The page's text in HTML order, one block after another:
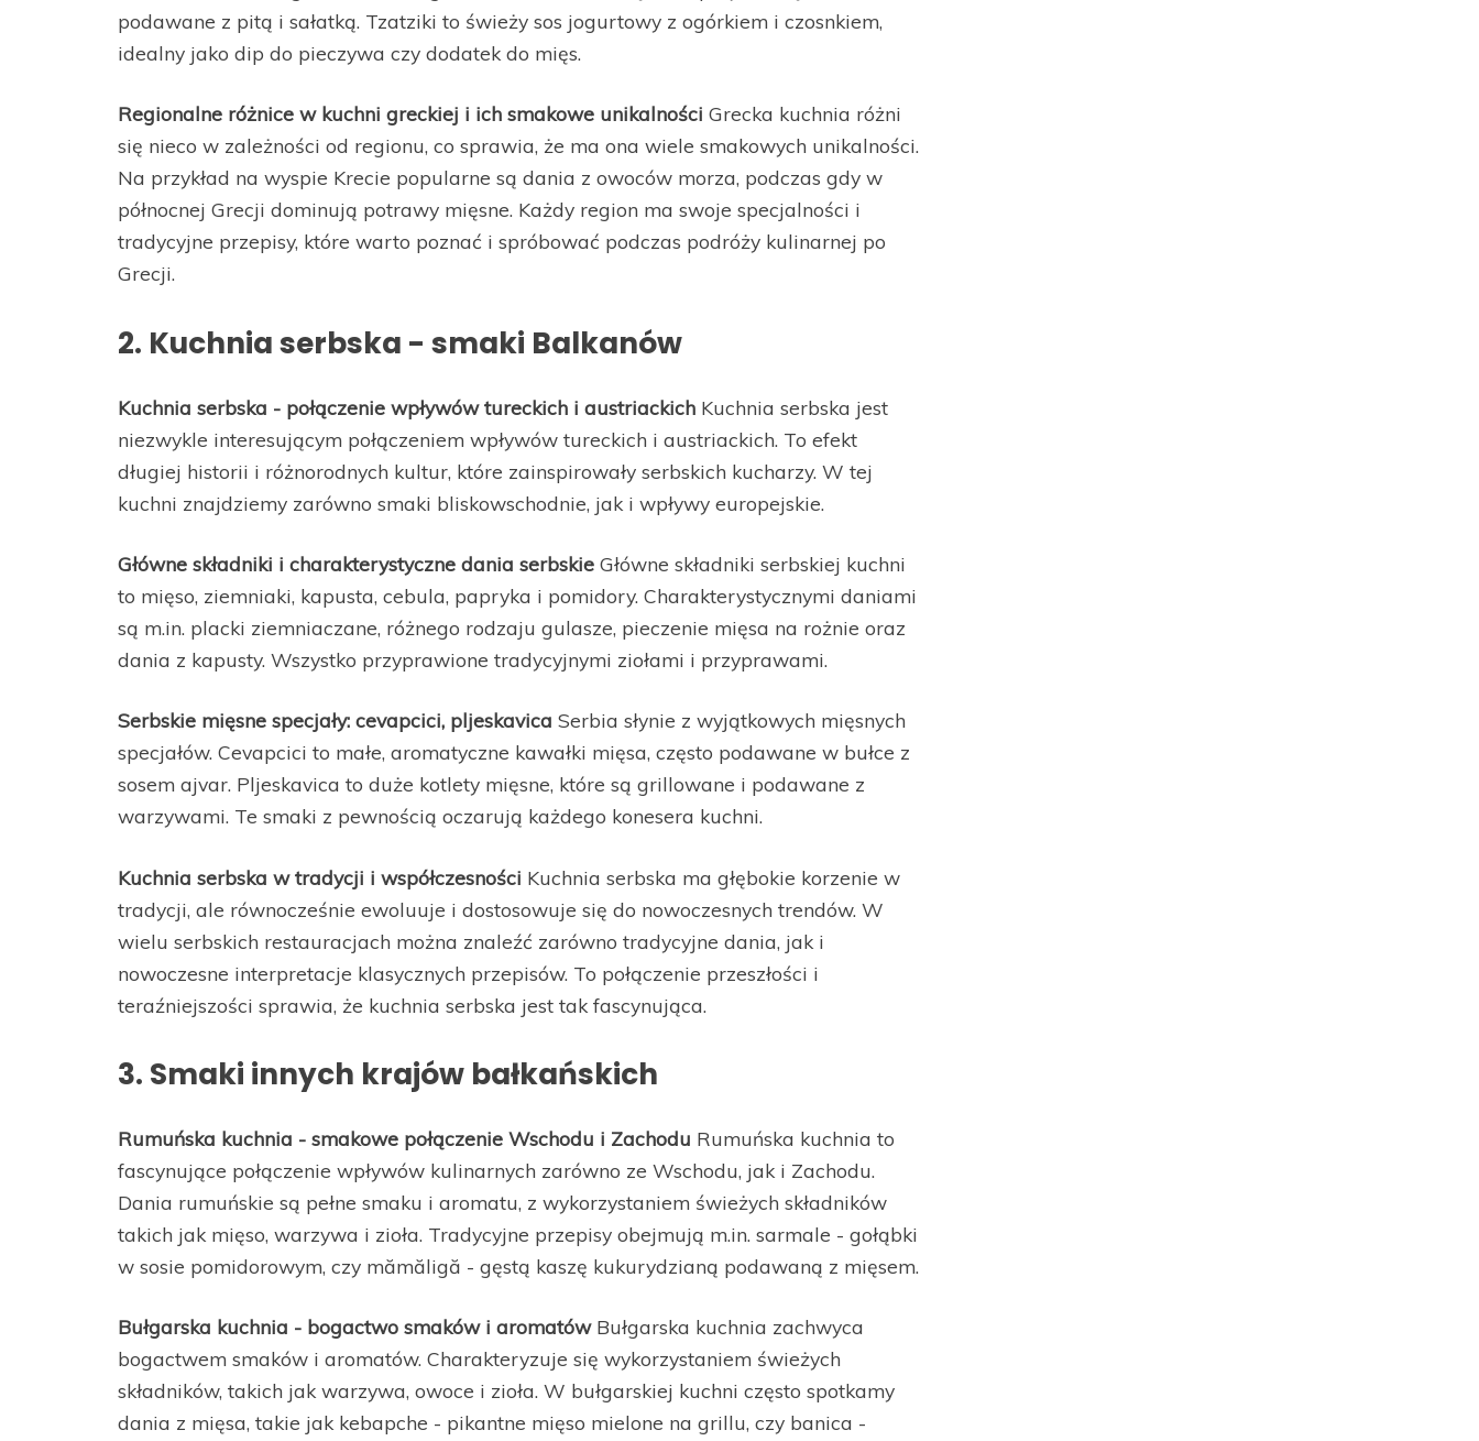
podawane z pitą i sałatką. Tzatziki to świeży sos jogurtowy z ogórkiem i czosnkiem,
idealny jako dip do pieczywa czy dodatek do mięs.
Regionalne różnice w kuchni greckiej i ich smakowe unikalności Grecka kuchnia różni
się nieco w zależności od regionu, co sprawia, że ma ona wiele smakowych unikalności.
Na przykład na wyspie Krecie popularne są dania z owoców morza, podczas gdy w
północnej Grecji dominują potrawy mięsne. Każdy region ma swoje specjalności i
tradycyjne przepisy, które warto poznać i spróbować podczas podróży kulinarnej po
Grecji.
2. Kuchnia serbska - smaki Balkanów
Kuchnia serbska - połączenie wpływów tureckich i austriackich Kuchnia serbska jest
niezwykle interesującym połączeniem wpływów tureckich i austriackich. To efekt
długiej historii i różnorodnych kultur, które zainspirowały serbskich kucharzy. W tej
kuchni znajdziemy zarówno smaki bliskowschodnie, jak i wpływy europejskie.
Główne składniki i charakterystyczne dania serbskie Główne składniki serbskiej kuchni
to mięso, ziemniaki, kapusta, cebula, papryka i pomidory. Charakterystycznymi daniami
są m.in. placki ziemniaczane, różnego rodzaju gulasze, pieczenie mięsa na rożnie oraz
dania z kapusty. Wszystko przyprawione tradycyjnymi ziołami i przyprawami.
Serbskie mięsne specjały: cevapcici, pljeskavica Serbia słynie z wyjątkowych mięsnych
specjałów. Cevapcici to małe, aromatyczne kawałki mięsa, często podawane w bułce z
sosem ajvar. Pljeskavica to duże kotlety mięsne, które są grillowane i podawane z
warzywami. Te smaki z pewnością oczarują każdego konesera kuchni.
Kuchnia serbska w tradycji i współczesności Kuchnia serbska ma głębokie korzenie w
tradycji, ale równocześnie ewoluuje i dostosowuje się do nowoczesnych trendów. W
wielu serbskich restauracjach można znaleźć zarówno tradycyjne dania, jak i
nowoczesne interpretacje klasycznych przepisów. To połączenie przeszłości i
teraźniejszości sprawia, że kuchnia serbska jest tak fascynująca.
3. Smaki innych krajów bałkańskich
Rumuńska kuchnia - smakowe połączenie Wschodu i Zachodu Rumuńska kuchnia to
fascynujące połączenie wpływów kulinarnych zarówno ze Wschodu, jak i Zachodu.
Dania rumuńskie są pełne smaku i aromatu, z wykorzystaniem świeżych składników
takich jak mięso, warzywa i zioła. Tradycyjne przepisy obejmują m.in. sarmale - gołąbki
w sosie pomidorowym, czy mămăligă - gęstą kaszę kukurydzianą podawaną z mięsem.
Bułgarska kuchnia - bogactwo smaków i aromatówBułgarska kuchnia zachwyca
bogactwem smaków i aromatów. Charakteryzuje się wykorzystaniem świeżych
składników, takich jak warzywa, owoce i zioła. W bułgarskiej kuchni często spotkamy
dania z mięsa, takie jak kebapche - pikantne mięso mielone na grillu, czy banica -